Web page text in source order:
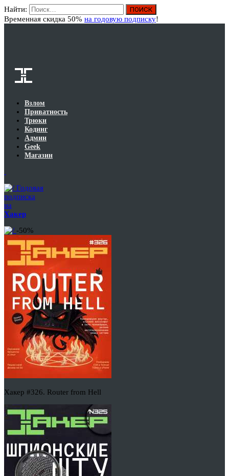
Найти:
Временная скидка 50% на годовую подписку!
Взлом
Приватность
Трюки
Кодинг
Админ
Geek
Магазин
Годовая
подписка
на
Хакер
-50%
Хакер #326. Router from Hell